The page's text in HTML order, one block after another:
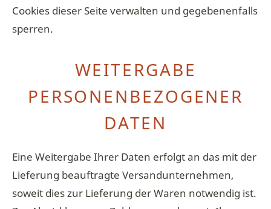
Cookies dieser Seite verwalten und gegebenenfalls
sperren.
WEITERGABE
PERSONENBEZOGENER
DATEN
Eine Weitergabe Ihrer Daten erfolgt an das mit der
Lieferung beauftragte Versandunternehmen,
soweit dies zur Lieferung der Waren notwendig ist.